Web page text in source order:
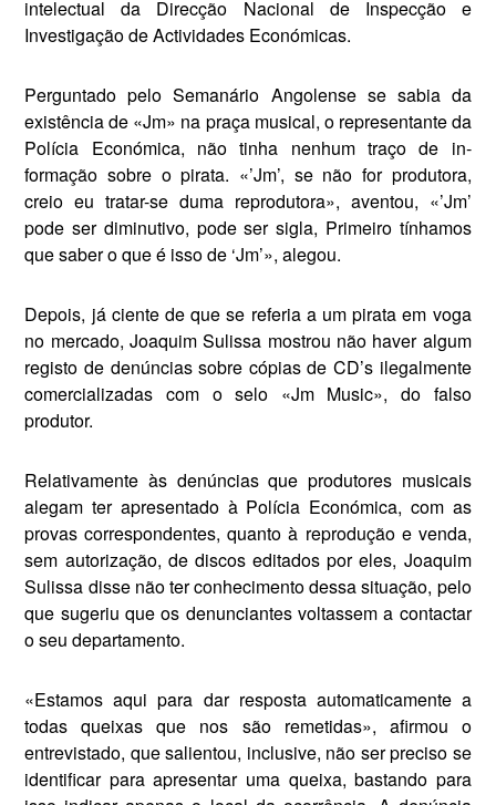
intelectual da Direcção Nacional de Inspec­ção e
Investigação de Actividades Económicas.
Perguntado pelo Semanário Angolense se sabia da
existência de «Jm» na praça musical, o re­presentante da
Polícia Económica, não tinha nenhum traço de in­
formação sobre o pirata. «’Jm’, se não for produtora,
creio eu tratar-se duma reprodutora», aventou, «’Jm’
pode ser diminutivo, pode ser sigla, Primeiro tínhamos
que saber o que é isso de ‘Jm’», alegou.
Depois, já ciente de que se refe­ria a um pirata em voga
no merca­do, Joaquim Sulissa mostrou não haver algum
registo de denúncias sobre cópias de CD’s ilegalmente
comercializadas com o selo «Jm Music», do falso
produtor.
Relativamente às denúncias que produtores musicais
alegam ter apresentado à Polícia Económica, com as
provas correspon­dentes, quanto à reprodução e venda,
sem autorização, de discos editados por eles, Joaquim
Sulissa disse não ter conhecimento dessa situação, pelo
que sugeriu que os denunciantes voltassem a contac­tar
o seu departamento.
«Estamos aqui para dar res­posta automaticamente a
todas queixas que nos são remetidas», afirmou o
entrevistado, que salientou, inclusive, não ser preci­so se
identificar para apresentar uma queixa, bastando para